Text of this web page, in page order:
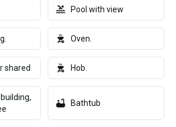
Pool with view
Oven.
shared Hob.
Bathtub